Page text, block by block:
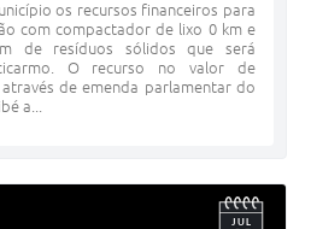
os recursos financeiros para
com compactador de lixo 0 km e
de resíduos sólidos que será
O recurso no valor de
de emenda parlamentar do
a...
JUL